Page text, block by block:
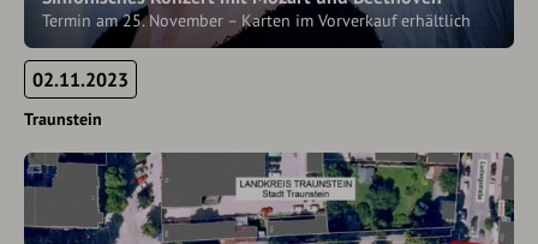
Termin am 25. November – Karten im Vorverkauf erhältlich
02.11.2023
Traunstein